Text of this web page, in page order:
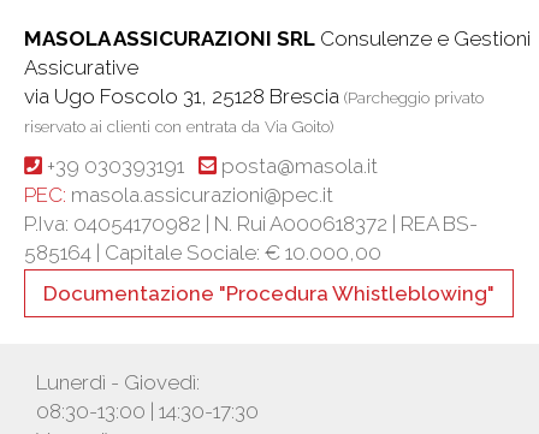
MASOLA ASSICURAZIONI SRL Consulenze e Gestioni
Assicurative
via Ugo Foscolo 31, 25128 Brescia (Parcheggio privato
riservato ai clienti con entrata da Via Goito)
+39 030393191
posta@masola.it
PEC: masola.assicurazioni@pec.it
P.Iva: 04054170982 | N. Rui A000618372 | REA BS-
585164 | Capitale Sociale: € 10.000,00
Documentazione "Procedura Whistleblowing"
Lunerdì - Giovedì:
08:30-13:00 | 14:30-17:30